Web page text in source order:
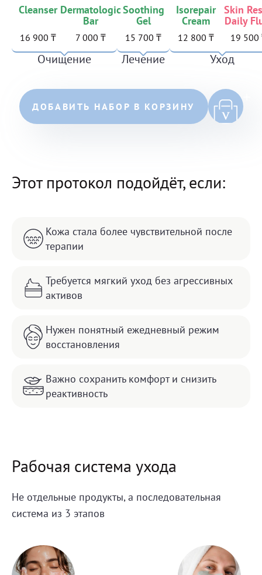
Cleanser
16 900 ₸
Dermatologic
Bar
7 000 ₸
Очищение
Soothing
Gel
15 700 ₸
Лечение
Isorepair
Cream
12 800 ₸
Skin
Daily
19 500
Уход
ДОБАВИТЬ НАБОР В КОРЗИНУ
Этот протокол подойдёт, если:
Кожа стала более чувствительной после
терапии
Требуется мягкий уход без агрессивных
активов
Нужен понятный ежедневный режим
восстановления
Важно сохранить комфорт и снизить
реактивность
Рабочая система ухода
Не отдельные продукты, а последовательная
система из 3 этапов